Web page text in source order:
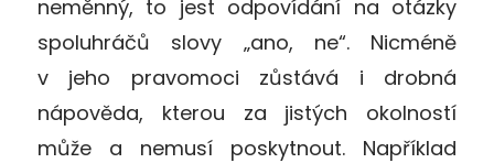
neměnný, to jest odpovídání na otázky
spoluhráčů slovy „ano, ne“. Nicméně
v jeho pravomoci zůstává i drobná
nápověda, kterou za jistých okolností
může a nemusí poskytnout. Například